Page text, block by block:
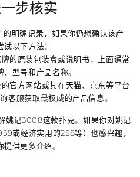
步核实
的明确记录，如果你仍想确认该产
试以下方法：
的原装包装盒或说明书，上面通常
型号和产品名称。
官方网站或其在天猫、京东等平台
客服获取最权威的产品信息。
姚记3008这款扑克。如果你对姚记
或经济实用的258等）也感兴趣，
供更多介绍。